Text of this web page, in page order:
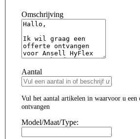
Omschrijving
Aantal
Vul het aantal artikelen in waarvoor u
ontvangen
Model/Maat/Type: